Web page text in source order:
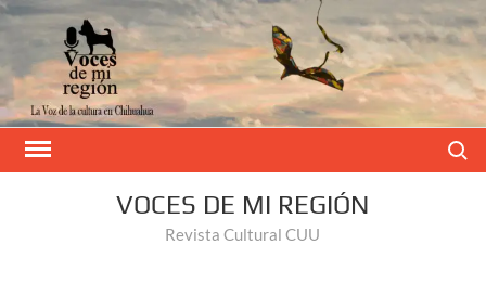
VOCES DE MI REGIÓN
Revista Cultural CUU